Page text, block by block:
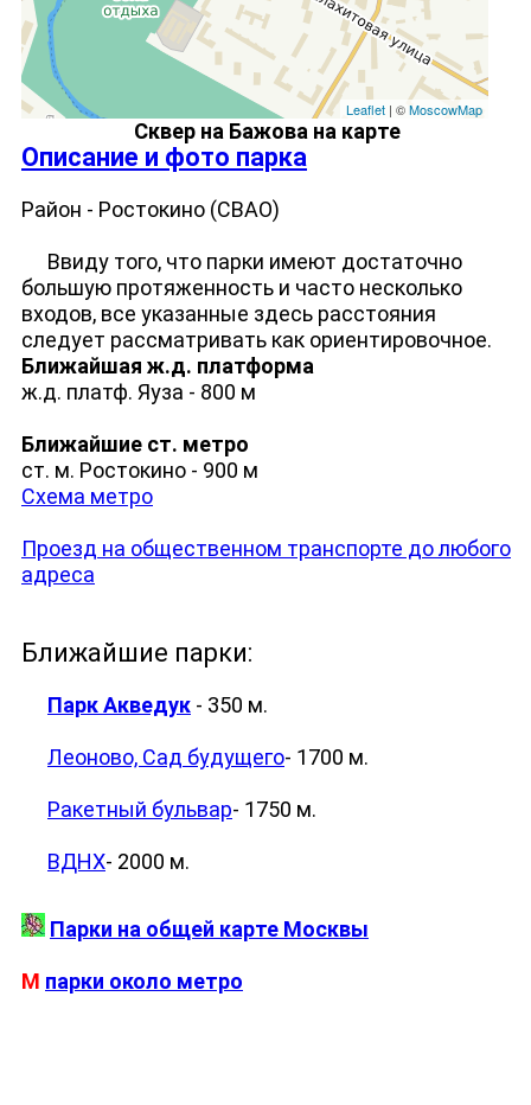
Leaflet| ©MoscowMap
Сквер на Бажова на карте
Описание и фото парка
Район - Ростокино (СВАО)
Ввиду того, что парки имеют достаточно
большую протяженность и часто несколько
входов, все указанные здесь расстояния
следует рассматривать как ориентировочное.
Ближайшая ж.д. платформа
ж.д. платф. Яуза - 800 м
Ближайшие ст. метро
ст. м. Ростокино - 900 м
Схема метро
Проезд на общественном транспорте до любого
адреса
Ближайшие парки:
Парк Акведук - 350 м.
Леоново, Сад будущего- 1700 м.
Ракетный бульвар- 1750 м.
ВДНХ- 2000 м.
Парки на общей карте Москвы
М парки около метро